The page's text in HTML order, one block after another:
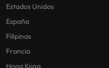
Estados Unidos
España
Filipinas
Francia
Hong Kong